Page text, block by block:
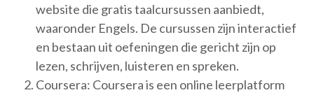
website die gratis taalcursussen aanbiedt,
waaronder Engels. De cursussen zijn interactief
en bestaan uit oefeningen die gericht zijn op
lezen, schrijven, luisteren en spreken.
Coursera: Coursera is een online leerplatform